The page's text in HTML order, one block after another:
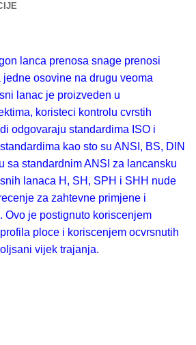
lanca prenosa snage prenosi
osovine na drugu veoma
lanac je proizveden u
koristeci kontrolu cvrstih
odgovaraju standardima ISO i
kao sto su ANSI, BS, DIN
sa standardnim ANSI za lancansku
lanaca H, SH, SPH i SHH nude
za zahtevne primjene i
Ovo je postignuto koriscenjem
ploce i koriscenjem ocvrsnutih
vijek trajanja.